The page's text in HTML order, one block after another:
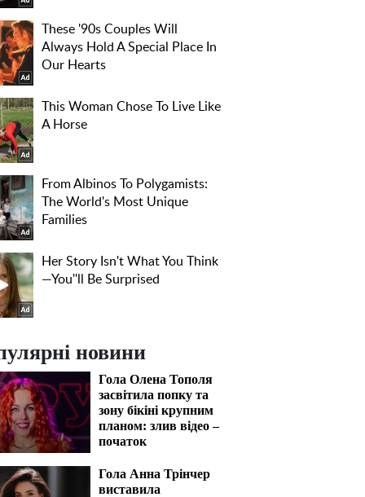
новини
Гола Олена Тополя
засвітила попку та
зону бікіні крупним
планом: злив відео –
початок
Гола Анна Трінчер
виставила